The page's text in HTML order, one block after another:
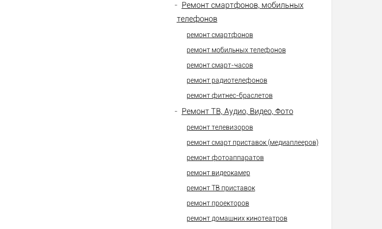
- Ремонт смартфонов, мобильных
телефонов
ремонт смартфонов
ремонт мобильных телефонов
ремонт смарт-часов
ремонт радиотелефонов
ремонт фитнес-браслетов
- Ремонт ТВ, Аудио, Видео, Фото
ремонт телевизоров
ремонт смарт приставок (медиаплееров)
ремонт фотоаппаратов
ремонт видеокамер
ремонт ТВ приставок
ремонт проекторов
ремонт домашних кинотеатров